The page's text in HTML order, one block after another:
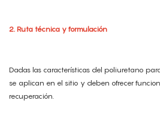
2. Ruta técnica y formulación
Dadas las características del poliuretano
se aplican en el sitio y deben ofrecer
recuperación.